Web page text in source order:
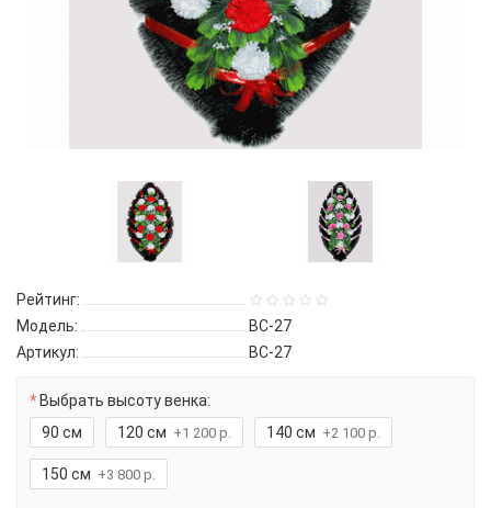
Рейтинг:
Модель:
ВС-27
Артикул:
ВС-27
Выбрать высоту венка:
90 см
120 см +1 200 р. 140 см +2 100 р.
150 см +3 800 р.